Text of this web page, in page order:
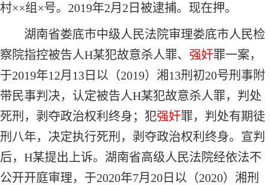
村××组×号。2019年2月2日被逮捕。现在押。
湖南省娄底市中级人民法院审理娄底市人民检
察院指控被告人H某犯故意杀人罪、 强奸罪一案，
于2019年12月13日以（2019）湘13刑初20号刑事附
带民事判决，认定被告人H某犯故意杀人罪，判处
死刑，剥夺政治权利终身；犯强奸罪，判处有期徒
刑八年，决定执行死刑，剥夺政治权利终身。宣判
后，H某提出上诉。湖南省高级人民法院经依法不
公开开庭审理，于2020年7月20日以（2020）湘刑